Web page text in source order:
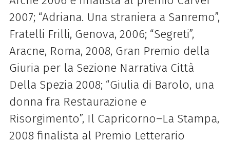
2007; “Adriana. Una straniera a Sanremo”,
Fratelli Frilli, Genova, 2006; “Segreti”,
Aracne, Roma, 2008, Gran Premio della
Giuria per la Sezione Narrativa Città
Della Spezia 2008; “Giulia di Barolo, una
donna fra Restaurazione e
Risorgimento”, Il Capricorno–La Stampa,
2008 finalista al Premio Letterario